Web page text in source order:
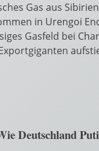
Gas aus
in Urengoi
Gasfeld bei
Deutschland